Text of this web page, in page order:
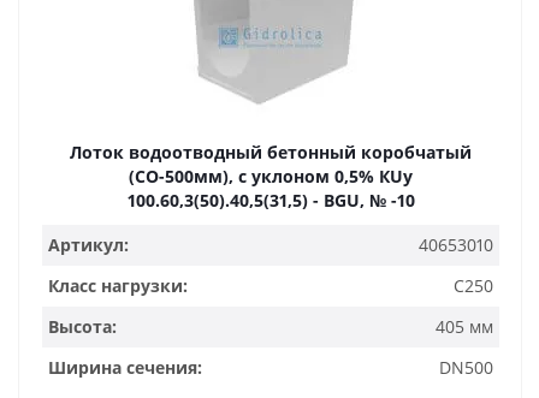
Лоток водоотводный бетонный коробчатый
(СО-500мм), с уклоном 0,5% КUу
100.60,3(50).40,5(31,5) - BGU, № -10
Артикул:
40653010
Класс нагрузки:
C250
Высота:
405 мм
Ширина сечения:
DN500